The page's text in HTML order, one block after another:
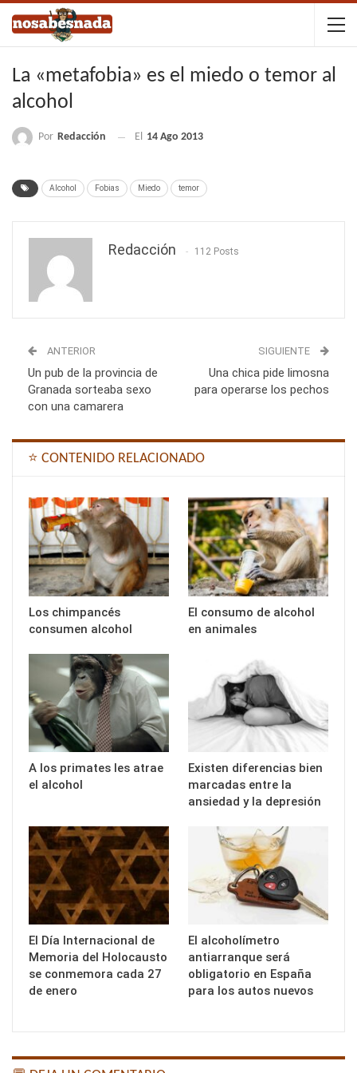
La «metafobia» es el miedo o temor al
alcohol
Por Redacción El 14 Ago 2013
Alcohol Fobias Miedo temor
Redacción 112 Posts
ANTERIOR
Un pub de la provincia de
Granada sorteaba sexo
con una camarera
SIGUIENTE
Una chica pide limosna
para operarse los pechos
⭐ CONTENIDO RELACIONADO
Los chimpancés
consumen alcohol
El consumo de alcohol
en animales
A los primates les atrae
el alcohol
Existen diferencias bien
marcadas entre la
ansiedad y la depresión
El Día Internacional de
Memoria del Holocausto
se conmemora cada 27
de enero
El alcoholímetro
antiarranque será
obligatorio en España
para los autos nuevos